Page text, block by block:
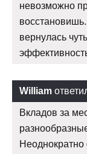
невозможно
вернулась
William
Вкладов за